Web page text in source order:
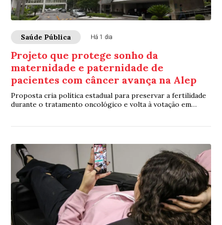
Saúde Pública Há 1 dia
Projeto que protege sonho da
maternidade e paternidade de
pacientes com câncer avança na Alep
Proposta cria política estadual para preservar a fertilidade
durante o tratamento oncológico e volta à votação em